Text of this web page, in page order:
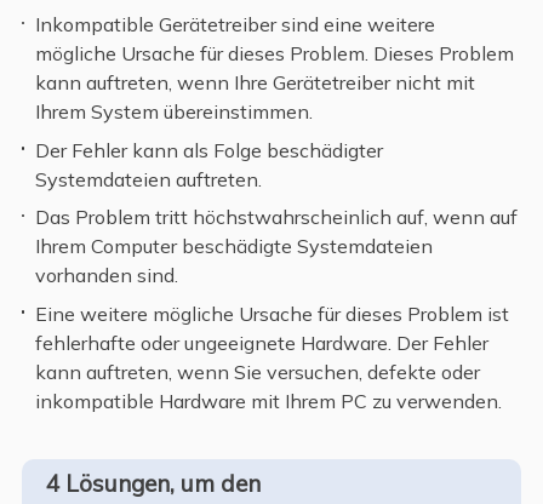
Inkompatible Gerätetreiber sind eine weitere
mögliche Ursache für dieses Problem. Dieses Problem
kann auftreten, wenn Ihre Gerätetreiber nicht mit
Ihrem System übereinstimmen.
Der Fehler kann als Folge beschädigter
Systemdateien auftreten.
Das Problem tritt höchstwahrscheinlich auf, wenn auf
Ihrem Computer beschädigte Systemdateien
vorhanden sind.
Eine weitere mögliche Ursache für dieses Problem ist
fehlerhafte oder ungeeignete Hardware. Der Fehler
kann auftreten, wenn Sie versuchen, defekte oder
inkompatible Hardware mit Ihrem PC zu verwenden.
4 Lösungen, um den